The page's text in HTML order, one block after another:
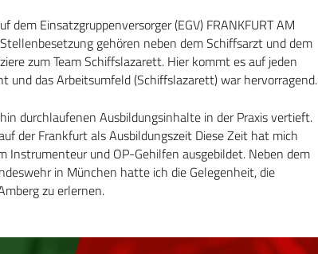
Einsatzgruppenversorger (EGV) FRANKFURT AM
gehören neben dem Schiffsarzt und dem
zum Team Schiffslazarett. Hier kommt es auf jeden
und das Arbeitsumfeld (Schiffslazarett) war hervorragend.
durchlaufenen Ausbildungsinhalte in der Praxis vertieft.
der Frankfurt als Ausbildungszeit Diese Zeit hat mich
Instrumenteur und OP-Gehilfen ausgebildet. Neben dem
in München hatte ich die Gelegenheit, die
zu erlernen.